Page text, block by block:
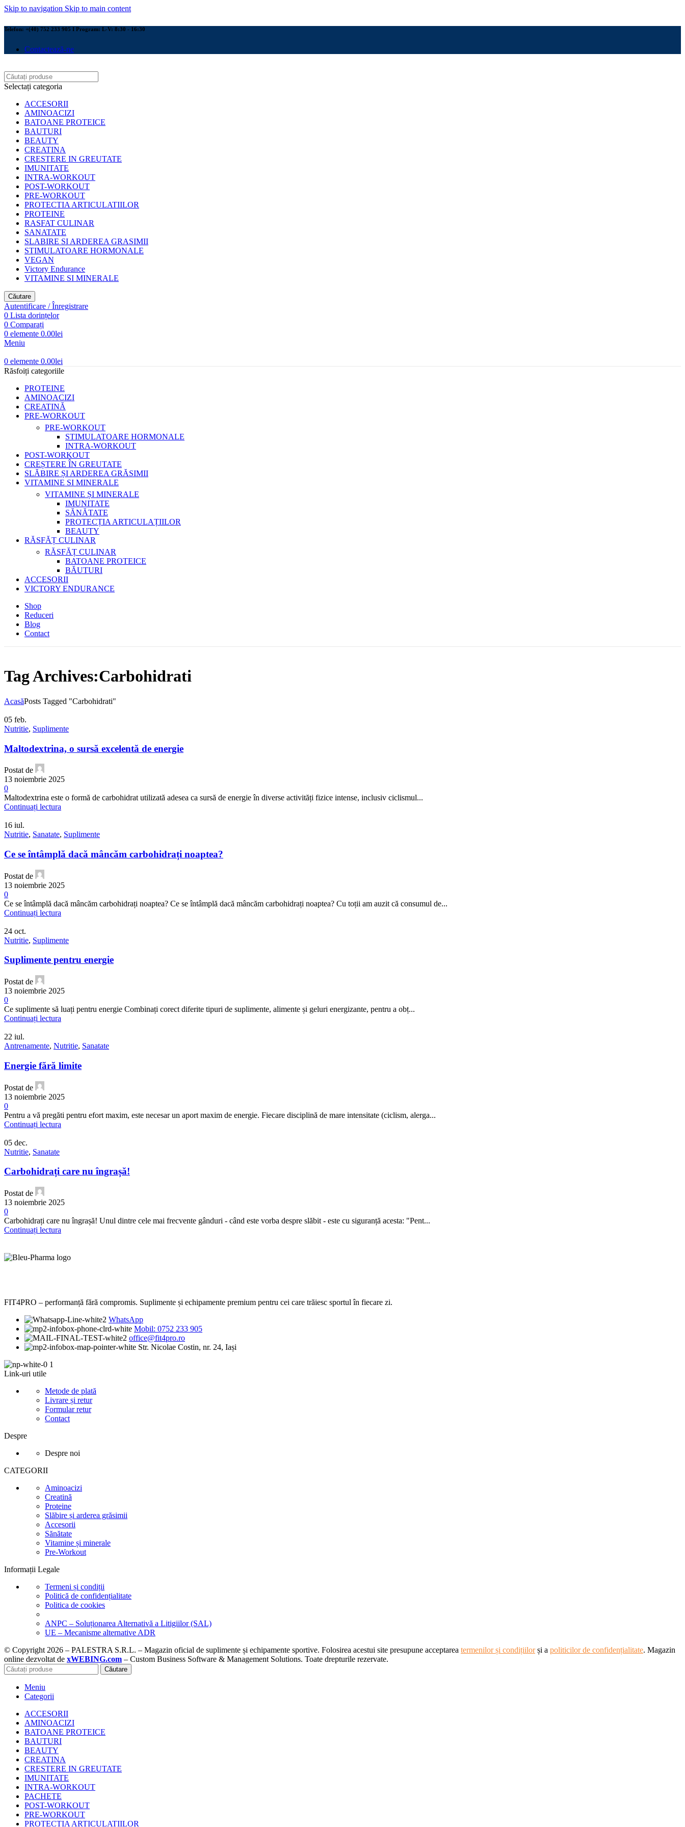
Skip to navigation Skip to main content
Telefon: +(40) 752 233 905 I Program: L-V: 8:30 - 16:30
Contactează-ne
Selectați categoria
ACCESORII
AMINOACIZI
BATOANE PROTEICE
BAUTURI
BEAUTY
CREATINA
CRESTERE IN GREUTATE
IMUNITATE
INTRA-WORKOUT
POST-WORKOUT
PRE-WORKOUT
PROTECTIA ARTICULATIILOR
PROTEINE
RASFAT CULINAR
SANATATE
SLABIRE SI ARDEREA GRASIMII
STIMULATOARE HORMONALE
VEGAN
Victory Endurance
VITAMINE SI MINERALE
Căutare
Autentificare / Înregistrare
0 Lista dorințelor
0 Comparați
0 elemente 0.00lei
Meniu
0 elemente 0.00lei
Răsfoiți categoriile
PROTEINE
AMINOACIZI
CREATINĂ
PRE-WORKOUT
PRE-WORKOUT
STIMULATOARE HORMONALE
INTRA-WORKOUT
POST-WORKOUT
CREȘTERE ÎN GREUTATE
SLĂBIRE ȘI ARDEREA GRĂSIMII
VITAMINE SI MINERALE
VITAMINE ȘI MINERALE
IMUNITATE
SĂNĂTATE
PROTECȚIA ARTICULAȚIILOR
BEAUTY
RĂSFĂȚ CULINAR
RĂSFĂȚ CULINAR
BATOANE PROTEICE
BĂUTURI
ACCESORII
VICTORY ENDURANCE
Shop
Reduceri
Blog
Contact
Tag Archives:Carbohidrati
AcasăPosts Tagged "Carbohidrati"
05 feb.
Nutritie, Suplimente
Maltodextrina, o sursă excelentă de energie
Postat de
13 noiembrie 2025
0
Maltodextrina este o formă de carbohidrat utilizată adesea ca sursă de energie în diverse activități fizice intense, inclusiv ciclismul...
Continuați lectura
16 iul.
Nutritie, Sanatate, Suplimente
Ce se întâmplă dacă mâncăm carbohidrați noaptea?
Postat de
13 noiembrie 2025
0
Ce se întâmplă dacă mâncăm carbohidrați noaptea? Ce se întâmplă dacă mâncăm carbohidrați noaptea? Cu toții am auzit că consumul de...
Continuați lectura
24 oct.
Nutritie, Suplimente
Suplimente pentru energie
Postat de
13 noiembrie 2025
0
Ce suplimente să luați pentru energie Combinați corect diferite tipuri de suplimente, alimente și geluri energizante, pentru a obț...
Continuați lectura
22 iul.
Antrenamente, Nutritie, Sanatate
Energie fără limite
Postat de
13 noiembrie 2025
0
Pentru a vă pregăti pentru efort maxim, este necesar un aport maxim de energie. Fiecare disciplină de mare intensitate (ciclism, alerga...
Continuați lectura
05 dec.
Nutritie, Sanatate
Carbohidrați care nu îngrașă!
Postat de
13 noiembrie 2025
0
Carbohidrați care nu îngrașă! Unul dintre cele mai frecvente gânduri - când este vorba despre slăbit - este cu siguranță acesta: "Pent...
Continuați lectura
FIT4PRO – performanță fără compromis. Suplimente și echipamente premium pentru cei care trăiesc sportul în fiecare zi.
WhatsApp
Mobil: 0752 233 905
office@fit4pro.ro
Str. Nicolae Costin, nr. 24, Iași
Link-uri utile
Metode de plată
Livrare și retur
Formular retur
Contact
Despre
Despre noi
CATEGORII
Aminoacizi
Creatină
Proteine
Slăbire și arderea grăsimii
Accesorii
Sănătate
Vitamine și minerale
Pre-Workout
Informații Legale
Termeni și condiții
Politică de confidențialitate
Politica de cookies
ANPC – Soluționarea Alternativă a Litigiilor (SAL)
UE – Mecanisme alternative ADR
© Copyright 2026 – PALESTRA S.R.L. – Magazin oficial de suplimente și echipamente sportive. Folosirea acestui site presupune acceptarea termenilor și condițiilorși a politicilor de confidențialitate. Magazin
online dezvoltat de xWEBING.com – Custom Business Software & Management Solutions. Toate drepturile rezervate.
Căutare
Meniu
Categorii
ACCESORII
AMINOACIZI
BATOANE PROTEICE
BAUTURI
BEAUTY
CREATINA
CRESTERE IN GREUTATE
IMUNITATE
INTRA-WORKOUT
PACHETE
POST-WORKOUT
PRE-WORKOUT
PROTECTIA ARTICULATIILOR